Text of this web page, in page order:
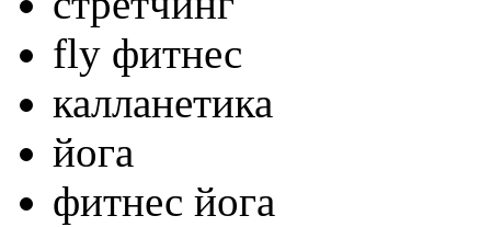
fly фитнес
калланетика
йога
фитнес йога